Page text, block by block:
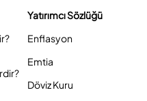
Yatırımcı Sözlüğü
Enflasyon
Emtia
Döviz Kuru